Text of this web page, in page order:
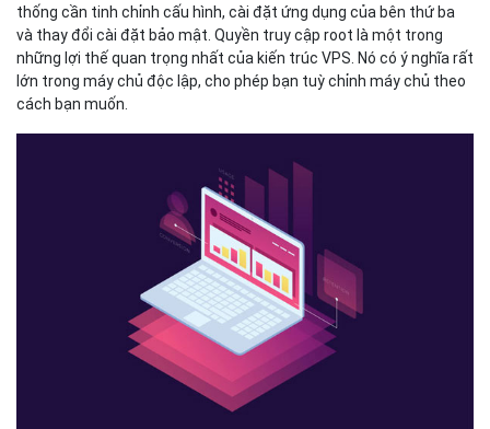
thống cần tinh chỉnh cấu hình, cài đặt ứng dụng của bên thứ ba
và thay đổi cài đặt bảo mật. Quyền truy cập root là một trong
những lợi thế quan trọng nhất của kiến trúc VPS. Nó có ý nghĩa rất
lớn trong máy chủ độc lập, cho phép bạn tuỳ chỉnh máy chủ theo
cách bạn muốn.